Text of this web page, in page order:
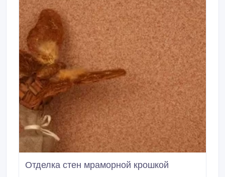
стенах - Монтаж гипсокартонных конструкций на
потолках - Поклейка обоев - Покраска полов -
Покраска стен - Поклейка обоев (винил, флизелин) -
Монтаж гипсокартонной перегородки - Штукатурка
венецианская - Штукатурка декоративная -
Штукатурка откосов - Штукатурка маячная -
Штукатурка выравнивающая - Укладка линолеума,
ковролина - Укладка ламината - Устройство стяжки
самовыравнивающейся смесью - Звукоизоляция
утепление потолка - Малярные работы (окраска,
поклейка обоев и т.
Отделка стен мраморной крошкой